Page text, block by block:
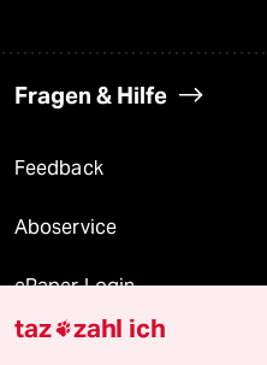
Fragen & Hilfe
Feedback
Aboservice
ePaper Login
Downloads für Abonnierende
taz zahl ich